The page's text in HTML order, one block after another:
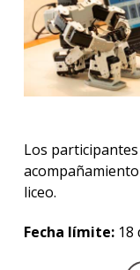
Los
liceo.
Fecha límite:18